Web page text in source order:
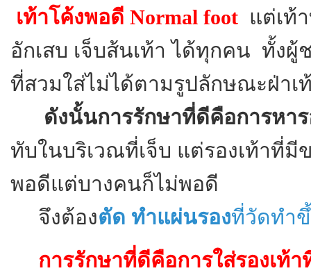
เท้าโค้งพอดี Normal foot แต่เท้
อักเสบ เจ็บส้นเท้า ได้ทุกคน ทั้งผู้
ที่สวมใส่ไม่ได้ตามรูปลักษณะฝ่าเ
ดังนั้นการรักษาที่ดีคือการหา
ทับในบริเวณที่เจ็บ แต่รองเท้าที่
พอดีแต่บางคนก็ไม่พอดี
จึงต้องตัด ทำแผ่นรองที่วัดทำ
การรักษาที่ดีคือการใส่รองเท้า